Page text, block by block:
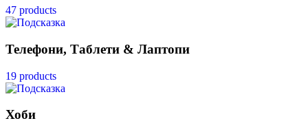
47 products
Телефони, Таблети & Лаптопи
19 products
Хоби